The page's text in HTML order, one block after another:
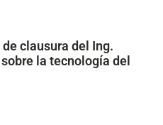
clausura del Ing.
la tecnología del